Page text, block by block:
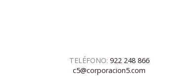
TELÉFONO: 922 248 866
c5@corporacion5.com